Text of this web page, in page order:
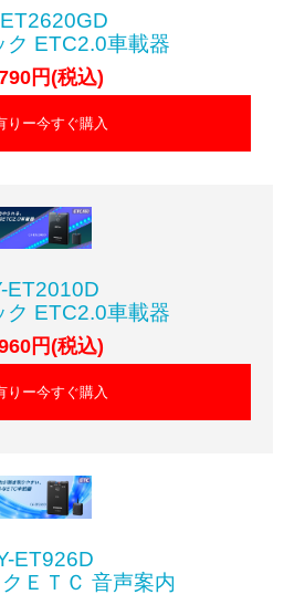
ク ETC2.0車載器
円(税込)
りー今すぐ購入
ET2010D
ク ETC2.0車載器
円(税込)
りー今すぐ購入
ET926D
ＥＴＣ 音声案内